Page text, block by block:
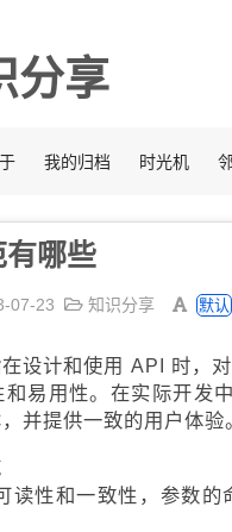
分享
我的归档 时光机
哪些
07-23 知识分享 默认
设计和使用 API 时，
和易用性。在实际开发
并提供一致的用户体验
读性和一致性，参数